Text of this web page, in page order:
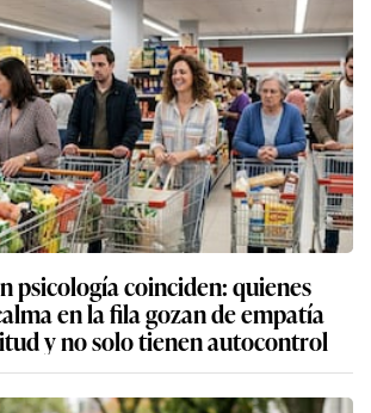
psicología coinciden: quienes
en la fila gozan de empatía
y no solo tienen autocontrol